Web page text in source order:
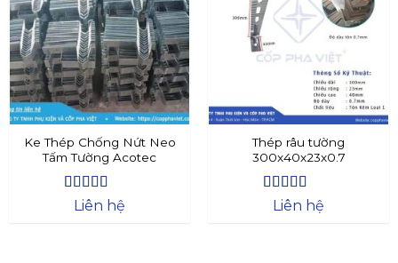
Ke Thép Chống Nứt Neo
Tấm Tường Acotec
Được xếp
Liên hệ
Thép râu tường
300x40x23x0.7
Được xếp
Liên hệ